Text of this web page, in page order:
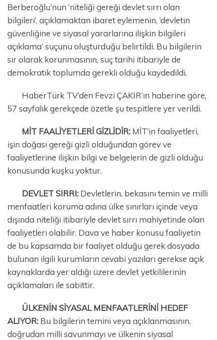
Berberoğlu’nun ‘niteliği gereği devlet sırrı olan
bilgileri’, açıklamaktan ibaret eylemenin, ‘devletin
güvenliğine ve siyasal yararlarına ilişkin bilgileri
açıklama’ suçunu oluşturduğu belirtildi. Bu bilgilerin
sır olarak korunmasının, suç tarihi itibariyle de
demokratik toplumda gerekli olduğu kaydedildi.
HaberTürk TV’den Fevzi ÇAKIR’ın haberine göre,
57 sayfalık gerekçede özetle şu tespitlere yer verildi.
MİT FAALİYETLERİ GİZLİDİR: MİT’in faaliyetleri,
işin doğası gereği gizli olduğundan görev ve
faaliyetlerine ilişkin bilgi ve belgelerin de gizli olduğu
konusunda kuşku yoktur.
DEVLET SIRRI: Devletlerin, bekasını temin ve milli
menfaatleri koruma adına ülke sınırları içinde veya
dışında niteliği itibariyle devlet sırrı mahiyetinde olan
faaliyetleri olabilir. Dava ve haber konusu faaliyetin
de bu kapsamda bir faaliyet olduğu gerek dosyada
bulunan ilgili kurumların cevabi yazıları gerekse açık
kaynaklarda yer aldığı üzere devlet yetkililerinin
açıklamaları ile sabittir.
ÜLKENİN SİYASAL MENFAATLERİNİ HEDEF
ALIYOR: Bu bilgilerin temini veya açıklanmasının,
doğrudan milli savunmayı ve ülkenin siyasal